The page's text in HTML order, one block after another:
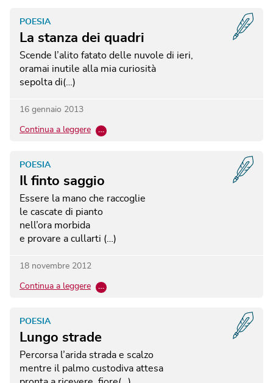
La stanza dei quadri
POESIA
Scende l’alito fatato delle nuvole di ieri,
oramai inutile alla mia curiosità
sepolta di(…)
16 gennaio 2013
Continua a leggere …
Il finto saggio
POESIA
Essere la mano che raccoglie
le cascate di pianto
nell’ora morbida
e provare a cullarti (…)
18 novembre 2012
Continua a leggere …
Lungo strade
POESIA
Percorsa l’arida strada e scalzo
mentre il palmo custodiva attesa